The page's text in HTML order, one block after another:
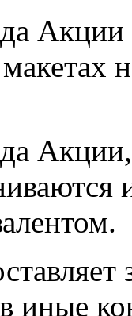
Акции
иные